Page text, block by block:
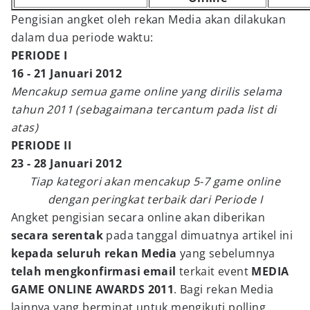
Pengisian angket oleh rekan Media akan dilakukan
dalam dua periode waktu:
PERIODE I
16 - 21 Januari 2012
Mencakup semua game online yang dirilis selama
tahun 2011 (sebagaimana tercantum pada list di
atas)
PERIODE II
23 - 28 Januari 2012
Tiap kategori akan mencakup 5-7 game online
dengan peringkat terbaik dari Periode I
Angket pengisian secara online akan diberikan
secara serentak pada tanggal dimuatnya artikel ini
kepada seluruh rekan Media yang sebelumnya
telah mengkonfirmasi email terkait event MEDIA
GAME ONLINE AWARDS 2011. Bagi rekan Media